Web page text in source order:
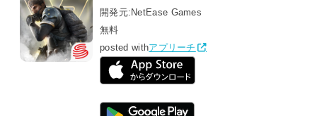
開発元: NetEase Games
無料
posted withアプリーチ